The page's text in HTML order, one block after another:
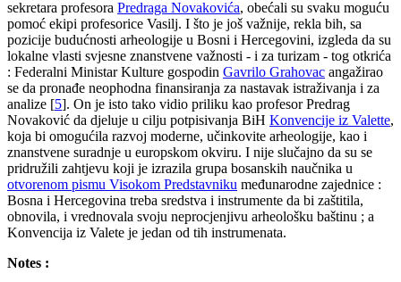
sekretara profesora Predraga Novakovića, obećali su svaku moguću
pomoć ekipi profesorice Vasilj. I što je još važnije, rekla bih, sa
pozicije budućnosti arheologije u Bosni i Hercegovini, izgleda da su
lokalne vlasti svjesne znanstvene važnosti - i za turizam - tog otkrića
: Federalni Ministar Kulture gospodin Gavrilo Grahovac angažirao
se da pronađe neophodna finansiranja za nastavak istraživanja i za
analize [5]. On je isto tako vidio priliku kao profesor Predrag
Novaković da djeluje u cilju potpisivanja BiH Konvencije iz Valette,
koja bi omogućila razvoj moderne, učinkovite arheologije, kao i
znanstvene suradnje u europskom okviru. I nije slučajno da su se
pridružili zahtjevu koji je izrazila grupa bosanskih naučnika u
otvorenom pismu Visokom Predstavniku međunarodne zajednice :
Bosna i Hercegovina treba sredstva i instrumente da bi zaštitila,
obnovila, i vrednovala svoju neprocjenjivu arheološku baštinu ; a
Konvencija iz Valete je jedan od tih instrumenata.
Notes :